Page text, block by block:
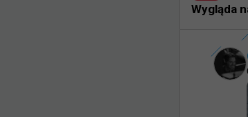
Wygląda